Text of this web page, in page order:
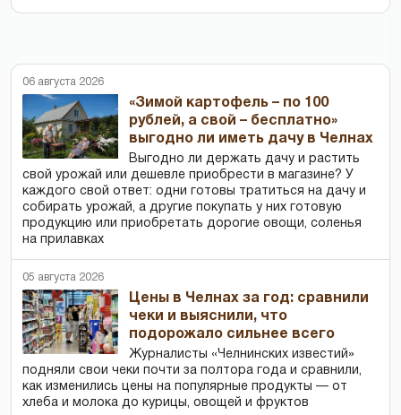
06 августа 2026
«Зимой картофель – по 100
рублей, а свой – бесплатно»
выгодно ли иметь дачу в Челнах
Выгодно ли держать дачу и растить
свой урожай или дешевле приобрести в магазине? У
каждого свой ответ: одни готовы тратиться на дачу и
собирать урожай, а другие покупать у них готовую
продукцию или приобретать дорогие овощи, соленья
на прилавках
05 августа 2026
Цены в Челнах за год: сравнили
чеки и выяснили, что
подорожало сильнее всего
Журналисты «Челнинских известий»
подняли свои чеки почти за полтора года и сравнили,
как изменились цены на популярные продукты — от
хлеба и молока до курицы, овощей и фруктов